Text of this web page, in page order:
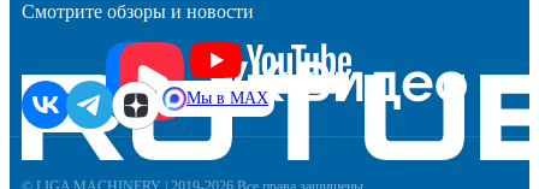
Смотрите обзоры и новости
Мы в MAX